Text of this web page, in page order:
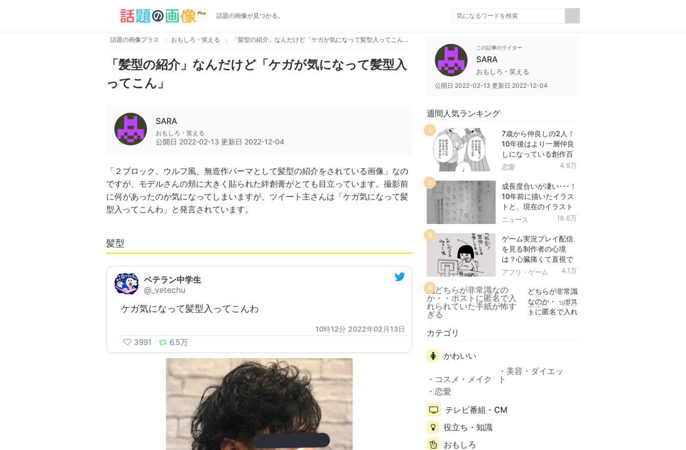
話題の画像が見つかる。
話題の画像プラス おもしろ・笑える 「髪型の紹介」なんだけど「ケガが気になって髪型入ってこん」
「髪型の紹介」なんだけど「ケガが気になって髪型入
ってこん」
SARA
おもしろ・笑える
公開日 2022-02-13 更新日 2022-12-04
「２ブロック、ウルフ風、無造作パーマとして髪型の紹介をされている画像」なの
ですが、モデルさんの頬に大きく貼られた絆創膏がとても目立っています。撮影前
に何があったのか気になってしまいますが、ツイート主さんは「ケガ気になって髪
型入ってこんわ」と発言されています。
髪型
ベテラン中学生
@_vetechu
ケガ気になって髪型入ってこんわ
10時12分 2022年02月13日
3991 6.5万
この記事のライター
SARA
おもしろ・笑える
公開日 2022-02-13 更新日 2022-12-04
週間人気ランキング
7歳から仲良しの2人！
10年後はより一層仲良
しになっている創作百
合！
恋愛 4.9万
1
成長度合いが凄い･･･！
10年前に描いたイラス
トと、現在のイラスト
を投稿したツイートが
ニュース 18.6万
2
ゲーム実況プレイ配信
を見る制作者の心境
は？心臓痛くて直視で
きなかった！
アプリ・ゲーム 4.1万
3
どちらが非常識
なのか・・ポス
トに匿名で入れ
ニュー
ス
4.9万
4
カテゴリ
かわいい
コスメ・メイク
美容・ダイエッ
ト
恋愛
テレビ番組・CM
役立ち・知識
おもしろ